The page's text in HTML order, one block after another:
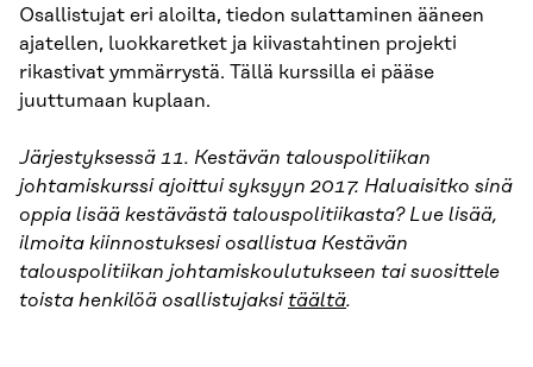
Osallistujat eri aloilta, tiedon sulattaminen ääneen
ajatellen, luokkaretket ja kiivastahtinen projekti
rikastivat ymmärrystä. Tällä kurssilla ei pääse
juuttumaan kuplaan.
Järjestyksessä 11. Kestävän talouspolitiikan
johtamiskurssi ajoittui syksyyn 2017. Haluaisitko sinä
oppia lisää kestävästä talouspolitiikasta? Lue lisää,
ilmoita kiinnostuksesi osallistua Kestävän
talouspolitiikan johtamiskoulutukseen tai suosittele
toista henkilöä osallistujaksi täältä.